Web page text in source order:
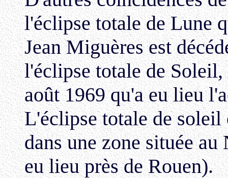
l'éclipse totale de Lune
Jean Miguères est
l'éclipse totale de
août 1969 qu'a eu lieu
L'éclipse totale de
dans une zone située
eu lieu près de Rouen).